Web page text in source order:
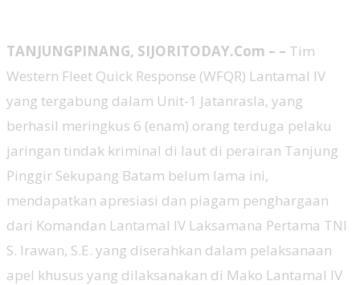
TANJUNGPINANG, SIJORITODAY.Com – – Tim
Western Fleet Quick Response (WFQR) Lantamal IV
yang tergabung dalam Unit-1 Jatanrasla, yang
berhasil meringkus 6 (enam) orang terduga pelaku
jaringan tindak kriminal di laut di perairan Tanjung
Pinggir Sekupang Batam belum lama ini,
mendapatkan apresiasi dan piagam penghargaan
dari Komandan Lantamal IV Laksamana Pertama TNI
S. Irawan, S.E. yang diserahkan dalam pelaksanaan
apel khusus yang dilaksanakan di Mako Lantamal IV